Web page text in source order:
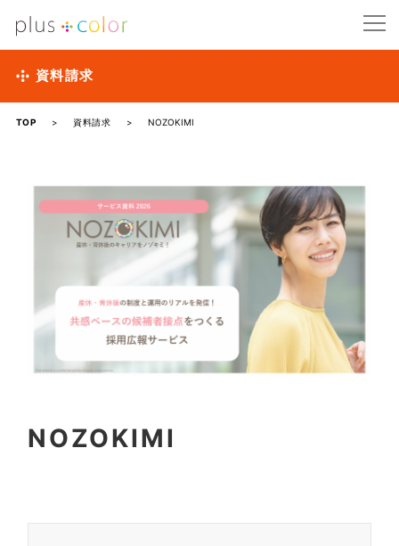
資料請求
TOP > 資料請求 > NOZOKIMI
NOZOKIMI